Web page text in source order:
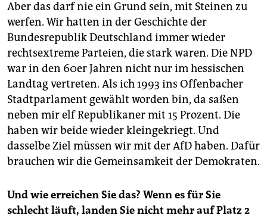
Aber das darf nie ein Grund sein, mit Steinen zu
werfen. Wir hatten in der Geschichte der
Bundesrepublik Deutschland immer wieder
rechtsextreme Parteien, die stark waren. Die NPD
war in den 60er Jahren nicht nur im hessischen
Landtag vertreten. Als ich 1993 ins Offenbacher
Stadtparlament gewählt worden bin, da saßen
neben mir elf Republikaner mit 15 Prozent. Die
haben wir beide wieder kleingekriegt. Und
dasselbe Ziel müssen wir mit der AfD haben. Dafür
brauchen wir die Gemeinsamkeit der Demokraten.
Und wie erreichen Sie das? Wenn es für Sie
schlecht läuft, landen Sie nicht mehr auf Platz 2